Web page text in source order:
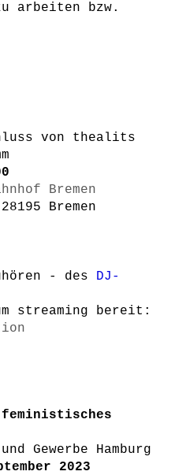
arbeiten bzw.
von thealits
Bremen
Bremen
- des DJ-
streaming bereit:
Gewerbe Hamburg
2023